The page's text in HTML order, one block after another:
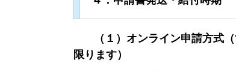
（１）オンライン申請方式
限ります）